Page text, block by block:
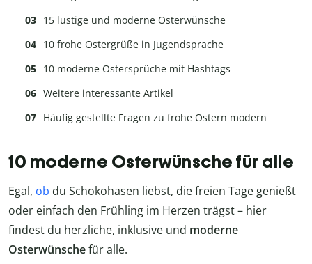
15 lustige und moderne Osterwünsche
10 frohe Ostergrüße in Jugendsprache
10 moderne Ostersprüche mit Hashtags
Weitere interessante Artikel
Häufig gestellte Fragen zu frohe Ostern modern
10 moderne Osterwünsche für alle
Egal, ob du Schokohasen liebst, die freien Tage genießt
oder einfach den Frühling im Herzen trägst – hier
findest du herzliche, inklusive und moderne
Osterwünschefür alle.